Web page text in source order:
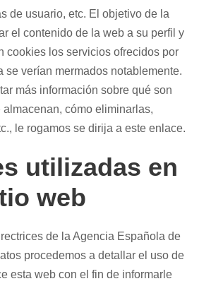
de usuario, etc. El objetivo de la
el contenido de la web a su perfil y
cookies los servicios ofrecidos por
se verían mermados notablemente.
más información sobre qué son
almacenan, cómo eliminarlas,
le rogamos se dirija a este enlace.
utilizadas en
web
de la Agencia Española de
procedemos a detallar el uso de
esta web con el fin de informarle